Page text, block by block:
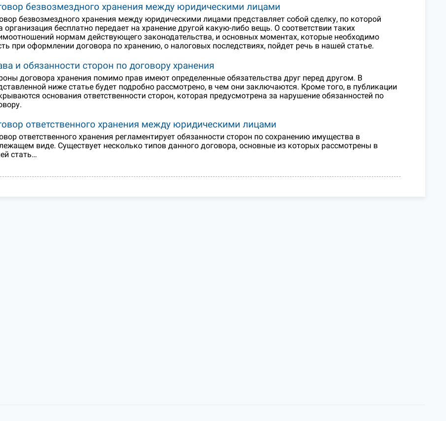
безвозмездного хранения между юридическими лицами
безвозмездного хранения между юридическими лицами представляет собой сделку, по которой
организация бесплатно передает на хранение другой какую-либо вещь. О соответствии таких
нормам действующего законодательства, и основных моментах, которые необходимо
при оформлении договора по хранению, о налоговых последствиях, пойдет речь в нашей статье.
и обязанности сторон по договору хранения
договора хранения помимо прав имеют определенные обязательства друг перед другом. В
ниже статье будет подробно рассмотрено, в чем они заключаются. Кроме того, в публикации
основания ответственности сторон, которая предусмотрена за нарушение обязанностей по
ответственного хранения между юридическими лицами
ответственного хранения регламентирует обязанности сторон по сохранению имущества в
виде. Существует несколько типов данного договора, основные из которых рассмотрены в
стать…